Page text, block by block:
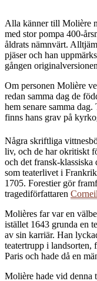
Alla känner till Molière
med stor pompa 400-
åldrats nämnvärt.
pjäser och han
gången
Om personen Molière
redan samma dag de
hem senare samma
finns hans grav på
Några skriftliga
liv, och de har okritiskt
och det fransk-
som teaterlivet i
1705. Forestier gör
tragediförfattaren
Molières far var en
istället 1643 grunda en
av sin karriär. Han
teatertrupp i landsorten,
Paris och hade då en
Molière hade vid denna